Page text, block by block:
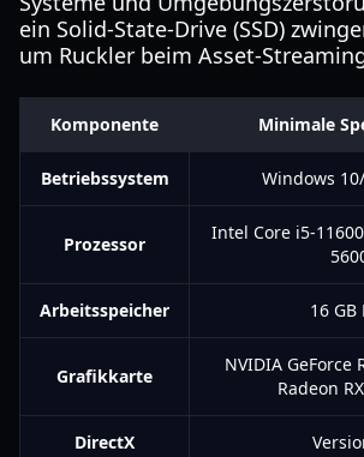
ein Solid-State-Drive (SSD)
um Ruckler beim Asset-
Komponente Minimale
Betriebssystem Windows
Prozessor
Intel Core i5-
Arbeitsspeicher 16 GB
Grafikkarte
NVIDIA GeForce
Radeon
DirectX